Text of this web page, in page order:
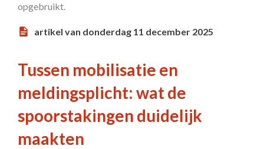
opgebruikt.
artikel van donderdag 11 december 2025
Tussen mobilisatie en
meldingsplicht: wat de
spoorstakingen duidelijk
maakten